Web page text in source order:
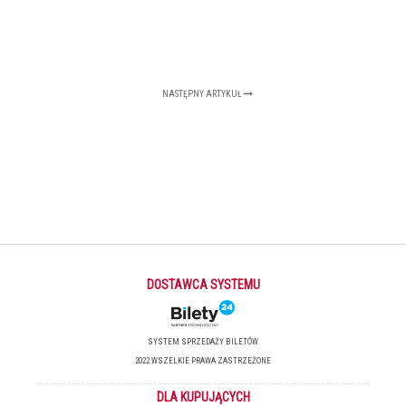
NASTĘPNY ARTYKUŁ
DOSTAWCA SYSTEMU
SYSTEM SPRZEDAŻY BILETÓW
2022 WSZELKIE PRAWA ZASTRZEŻONE
DLA KUPUJĄCYCH